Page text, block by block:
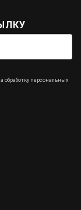
обработку персональных